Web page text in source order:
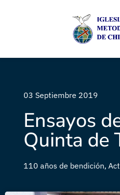
03 Septiembre 2019
Ensayos
Quinta de
110 años de bendición,